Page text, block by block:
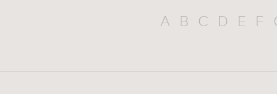
A B C D E F